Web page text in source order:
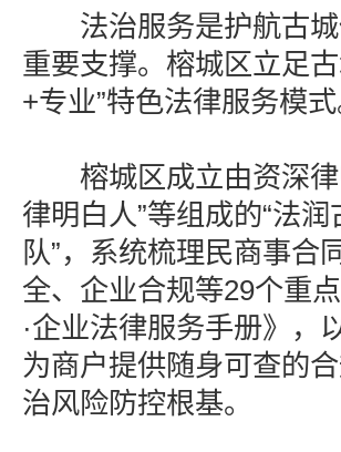
法治服务是护航古城
重要支撑。榕城区立足
+专业”特色法律服务模式
榕城区成立由资深律
律明白人”等组成的“法
队”，系统梳理民商事合
全、企业合规等29个重
·企业法律服务手册》，
为商户提供随身可查的
治风险防控根基。